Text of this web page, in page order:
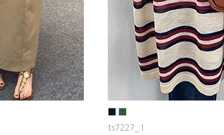
ts7227_1